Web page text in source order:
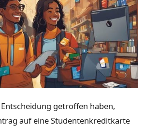
getroffen haben,
auf eine Studentenkreditkarte